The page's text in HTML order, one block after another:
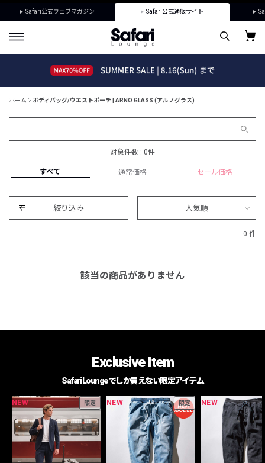
Safari公式ウェブマガジン Safari公式通販サイト
ホーム ボディバッグ/ウエストポーチ | ARNO GLASS (アルノグラス)
対象件数 : 0件
すべて 通常価格 セール価格
絞り込み 人気順
0 件
該当の商品がありません
Exclusive Item
Safari Loungeでしか買えない限定アイテム
NEW 限定 NEW 限定 NEW